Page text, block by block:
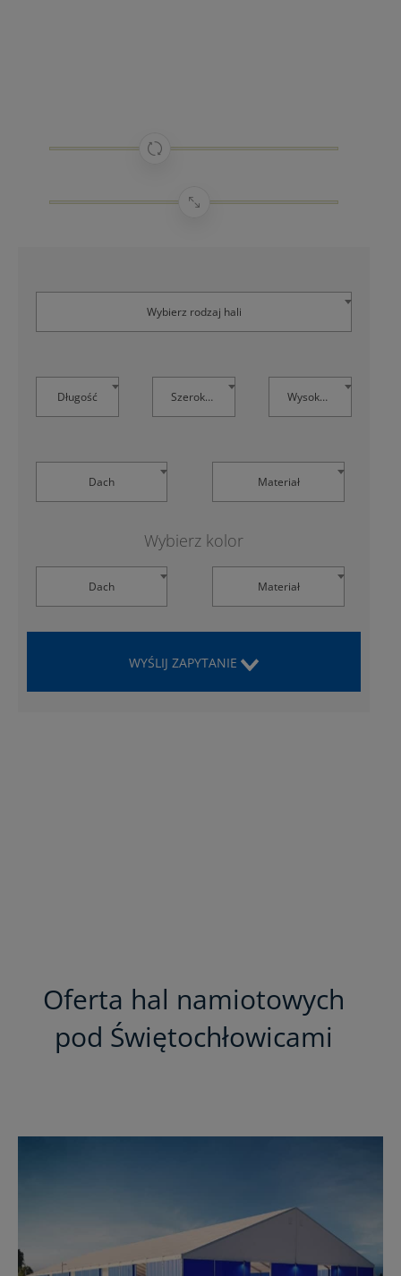
Wybierz rodzaj hali
Długość Szerokość Wysokość
Dach Materiał
Wybierz kolor
Dach Materiał
WYŚLIJ ZAPYTANIE
Oferta hal namiotowych
pod Świętochłowicami